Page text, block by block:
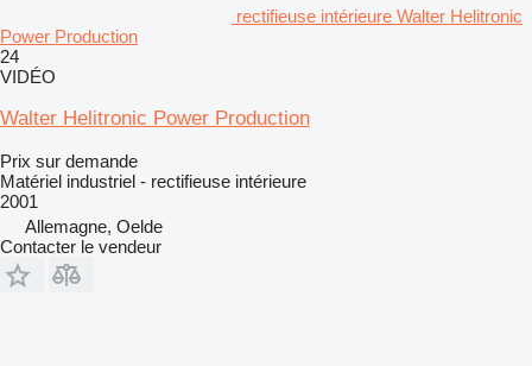
rectifieuse intérieure Walter Helitronic
Power Production
24
VIDÉO
Walter Helitronic Power Production
Prix sur demande
Matériel industriel - rectifieuse intérieure
2001
Allemagne, Oelde
Contacter le vendeur